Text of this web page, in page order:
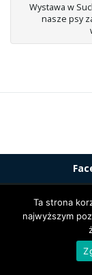
Wystawa w
nasze psy
© 2018
Strona
Ta strona
najwyższym